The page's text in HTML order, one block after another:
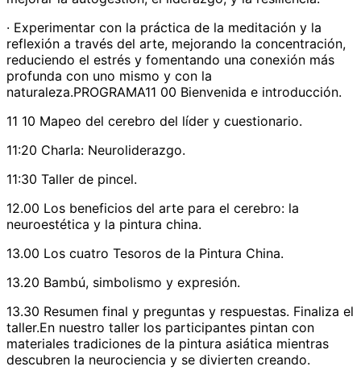
· Experimentar con la práctica de la meditación y la
reflexión a través del arte, mejorando la concentración,
reduciendo el estrés y fomentando una conexión más
profunda con uno mismo y con la
naturaleza.PROGRAMA11 00 Bienvenida e introducción.
11 10 Mapeo del cerebro del líder y cuestionario.
11:20 Charla: Neuroliderazgo.
11:30 Taller de pincel.
12.00 Los beneficios del arte para el cerebro: la
neuroestética y la pintura china.
13.00 Los cuatro Tesoros de la Pintura China.
13.20 Bambú, simbolismo y expresión.
13.30 Resumen final y preguntas y respuestas. Finaliza el
taller.En nuestro taller los participantes pintan con
materiales tradiciones de la pintura asiática mientras
descubren la neurociencia y se divierten creando.